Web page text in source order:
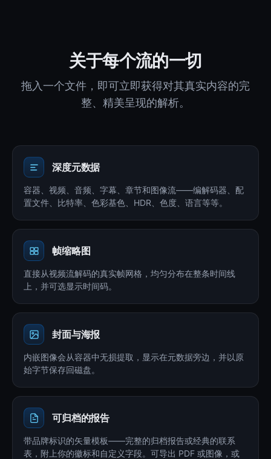
关于每个流的一切
拖入一个文件，即可立即获得对其真实内容的完
整、精美呈现的解析。
深度元数据
容器、视频、音频、字幕、章节和图像流——编解码器、配
置文件、比特率、色彩基色、HDR、色度、语言等等。
帧缩略图
直接从视频流解码的真实帧网格，均匀分布在整条时间线
上，并可选显示时间码。
封面与海报
内嵌图像会从容器中无损提取，显示在元数据旁边，并以原
始字节保存回磁盘。
可归档的报告
带品牌标识的矢量模板——完整的归档报告或经典的联系
表，附上你的徽标和自定义字段。可导出 PDF 或图像，或